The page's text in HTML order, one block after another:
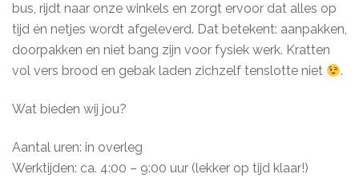
bus, rijdt naar onze winkels en zorgt ervoor dat alles op
tijd én netjes wordt afgeleverd. Dat betekent: aanpakken,
doorpakken en niet bang zijn voor fysiek werk. Kratten
vol vers brood en gebak laden zichzelf tenslotte niet
.
Wat bieden wij jou?
Aantal uren: in overleg
Werktijden: ca. 4:00 – 9:00 uur (lekker op tijd klaar!)